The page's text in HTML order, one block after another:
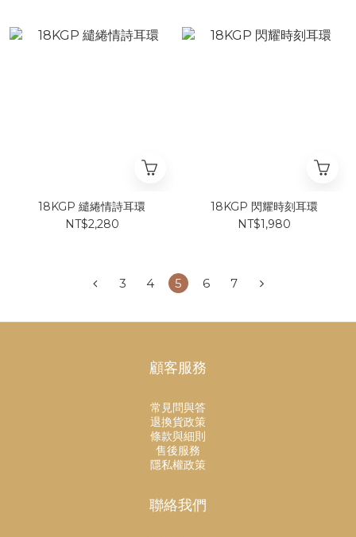
18KGP 繾綣情詩耳環
NT$2,280
18KGP 閃耀時刻耳環
NT$1,980
3 4 5 6 7
顧客服務
常見問與答
退換貨政策
條款與細則
售後服務
隱私權政策
聯絡我們